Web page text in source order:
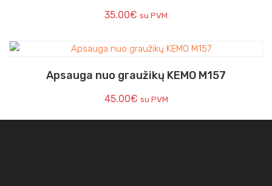
35.00€ su PVM
Apsauga nuo graužikų KEMO M157
45.00€ su PVM